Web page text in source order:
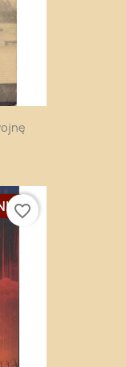
favorite_border